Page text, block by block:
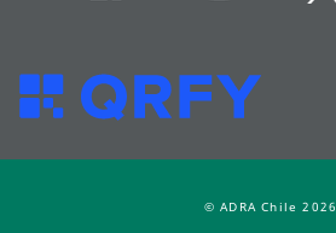
© ADRA Chile 2026